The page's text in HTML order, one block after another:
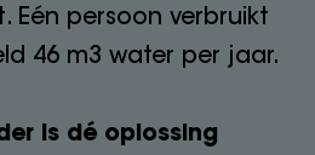
Eén persoon verbruikt
46 m3 water per jaar.
is dé oplossing